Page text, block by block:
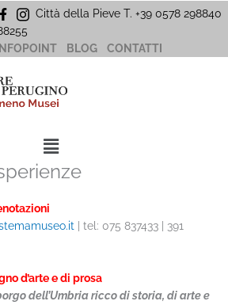
Città della Pieve T. +39 0578 298840
INFOPOINT
BLOG CONTATTI
Menu
| tel: 075 837433 | 391
d’arte e di prosa
dell’Umbria ricco di storia, di arte e